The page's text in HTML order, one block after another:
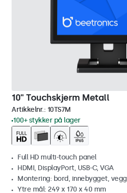
10" Touchskjerm Metall
Artikkelnr.: 10TS7M
100+ stykker på lager
Full HD multi-touch panel
HDMI, DisplayPort, USB-C, VGA
Montering: bord, innebygget, vegg
Ytre mål: 249 x 170 x 40 mm